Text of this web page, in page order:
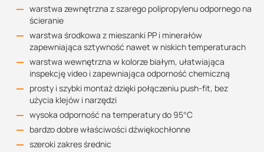
warstwa zewnętrzna z szarego polipropylenu odpornego na
ścieranie
warstwa środkowa z mieszanki PP i minerałów
zapewniająca sztywność nawet w niskich temperaturach
warstwa wewnętrzna w kolorze białym, ułatwiająca
inspekcję video i zapewniająca odporność chemiczną
prosty i szybki montaż dzięki połączeniu push-fit, bez
użycia klejów i narzędzi
wysoka odporność na temperatury do 95°C
bardzo dobre właściwości dźwiękochłonne
szeroki zakres średnic